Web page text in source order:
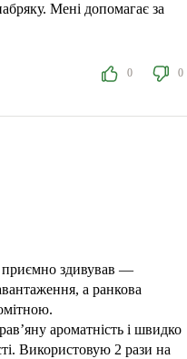
Мені допомагає за
0 0
приємно здивував —
а ранкова
ароматність і швидко
Використовую 2 рази на